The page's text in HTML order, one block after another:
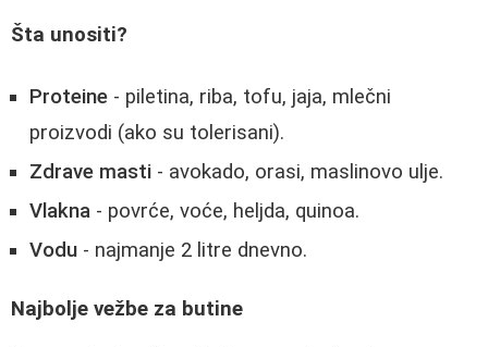
Šta unositi?
Proteine - piletina, riba, tofu, jaja, mlečni
proizvodi (ako su tolerisani).
Zdrave masti - avokado, orasi, maslinovo ulje.
Vlakna - povrće, voće, heljda, quinoa.
Vodu - najmanje 2 litre dnevno.
Najbolje vežbe za butine